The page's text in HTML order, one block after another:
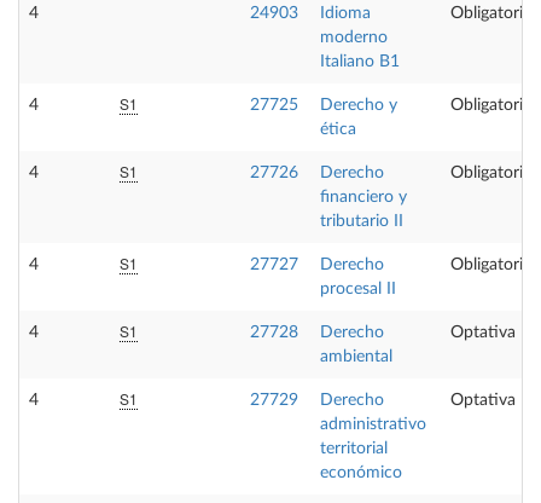
4 24903
Idioma
moderno
Italiano B1
Obligatoria
4 S1 27725
Derecho y
ética
Obligatoria
4 S1 27726
Derecho
financiero y
tributario II
Obligatoria
4 S1 27727
Derecho
procesal II
Obligatoria
4 S1 27728
Derecho
ambiental
Optativa
4 S1 27729
Derecho
administrativo
territorial
económico
Optativa